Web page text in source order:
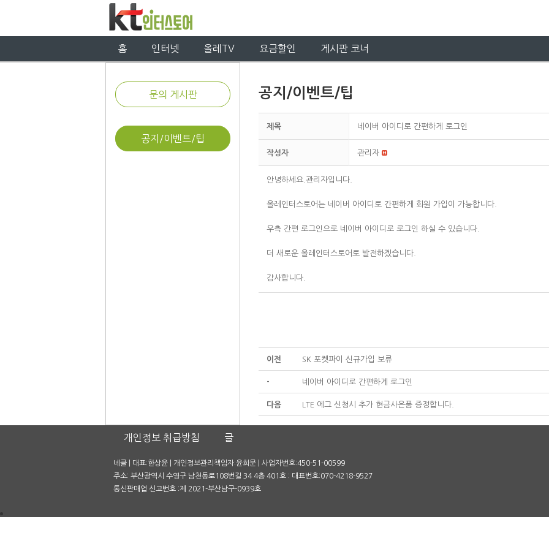
홈 인터넷 올레TV 요금할인 게시판 코너
문의 게시판
공지/이벤트/팁
공지/이벤트/팁
제목 네이버 아이디로 간편하게 로그인
작성자 관리자
안녕하세요.관리자입니다.
올레인터스토어는 네이버 아이디로 간편하게 회원 가입이 가능합니다.
우측 간편 로그인으로 네이버 아이디로 로그인 하실 수 있습니다.
더 새로운 올레인터스토어로 발전하겠습니다.
감사합니다.
이전 SK 포켓파이 신규가입 보류
- 네이버 아이디로 간편하게 로그인
다음 LTE 에그 신청시 추가 현금사은품 증정합니다.
개인정보 취급방침 글
네클 | 대표:한상윤 | 개인정보관리책임자:윤희문 | 사업자번호:450-51-00599
주소: 부산광역시 수영구 남천동로108번길 34 4층 401호 : 대표번호:070-4218-9527
통신판매업 신고번호 :제 2021-부산남구-0939호